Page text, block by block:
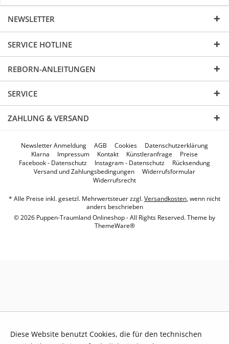
NEWSLETTER
SERVICE HOTLINE
REBORN-ANLEITUNGEN
SERVICE
ZAHLUNG & VERSAND
Newsletter Anmeldung AGB Cookies
Datenschutzerklärung
Klarna
Impressum Kontakt Künstleranfrage
Preise
Facebook - Datenschutz
Instagram - Datenschutz
Rücksendung
Versand und Zahlungsbedingungen
Widerrufsformular
Widerrufsrecht
* Alle Preise inkl. gesetzl. Mehrwertsteuer zzgl.Versandkosten, wenn nicht
anders beschrieben
© 2026 Puppen-Traumland Onlineshop - All Rights Reserved. Theme by
ThemeWare®
Diese Website benutzt Cookies, die für den technischen